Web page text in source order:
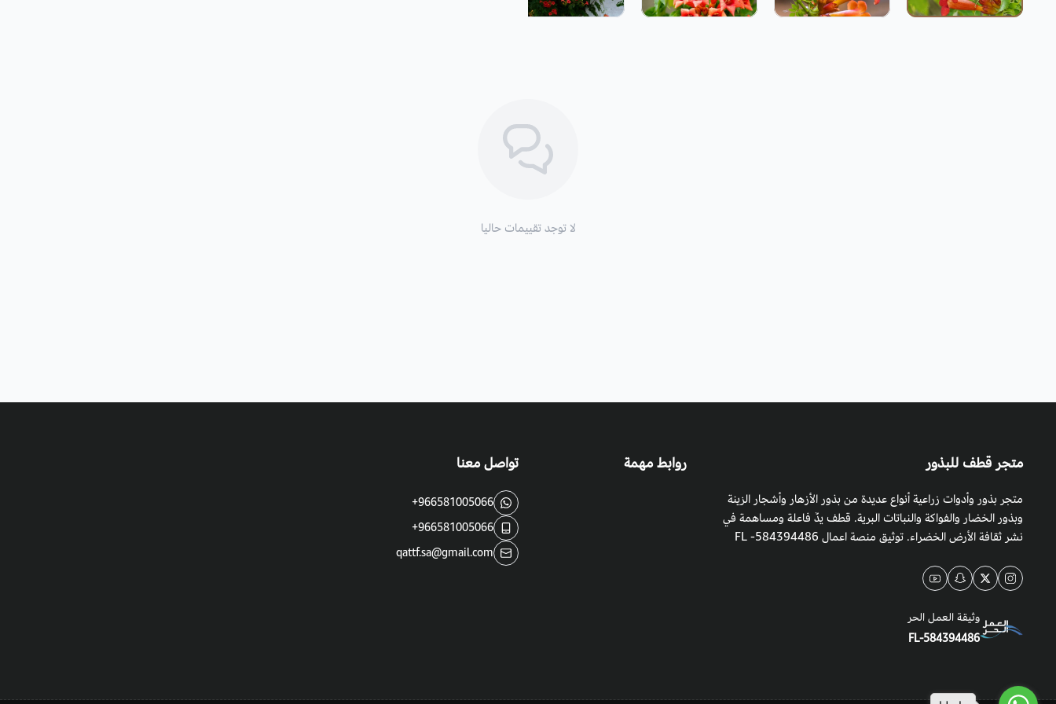
لا توجد تقييمات حاليا
متجر قطف للبذور
متجر بذور وأدوات زراعية أنواع عديدة من بذور الأزهار وأشجار الزينة
وبذور الخضار والفواكة والنباتات البرية. قطف يدٌ فاعلة ومساهمة في
نشر ثقافة الأرض الخضراء. توثيق منصة اعمال 584394486- FL
وثيقة العمل الحر
FL-584394486
روابط مهمة تواصل معنا
+966581005066
+966581005066
qattf.sa@gmail.com